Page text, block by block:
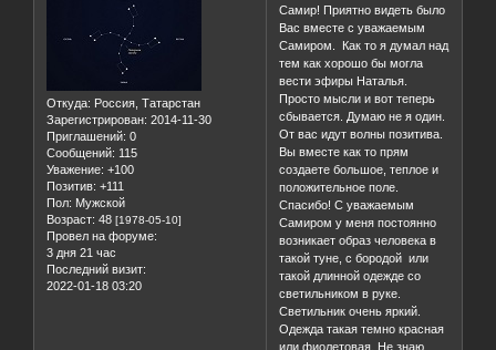
Откуда: Россия, Татарстан
Зарегистрирован: 2014-11-30
Приглашений: 0
Сообщений: 115
Уважение: +100
Позитив: +111
Пол: Мужской
Возраст: 48 [1978-05-10]
Провел на форуме:
3 дня 21 час
Последний визит:
2022-01-18 03:20
Самир! Приятно видеть было
Вас вместе с уважаемым
Самиром. Как то я думал над
тем как хорошо бы могла
вести эфиры Наталья.
Просто мысли и вот теперь
сбывается. Думаю не я один.
От вас идут волны позитива.
Вы вместе как то прям
создаете большое, теплое и
положительное поле.
Спасибо! С уважаемым
Самиром у меня постоянно
возникает образ человека в
такой туне, с бородой или
такой длинной одежде со
светильником в руке.
Светильник очень яркий.
Одежда такая темно красная
или фиолетовая. Не знаю